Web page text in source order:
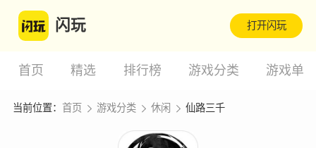
闪玩 打开闪玩
首页 精选 排行榜 游戏分类 游戏单
当前位置： 首页 游戏分类 休闲 仙路三千